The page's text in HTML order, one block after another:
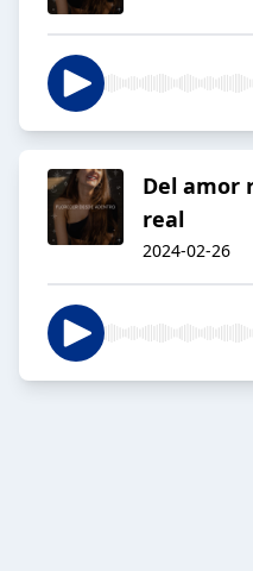
Del amor
real
2024-02-26